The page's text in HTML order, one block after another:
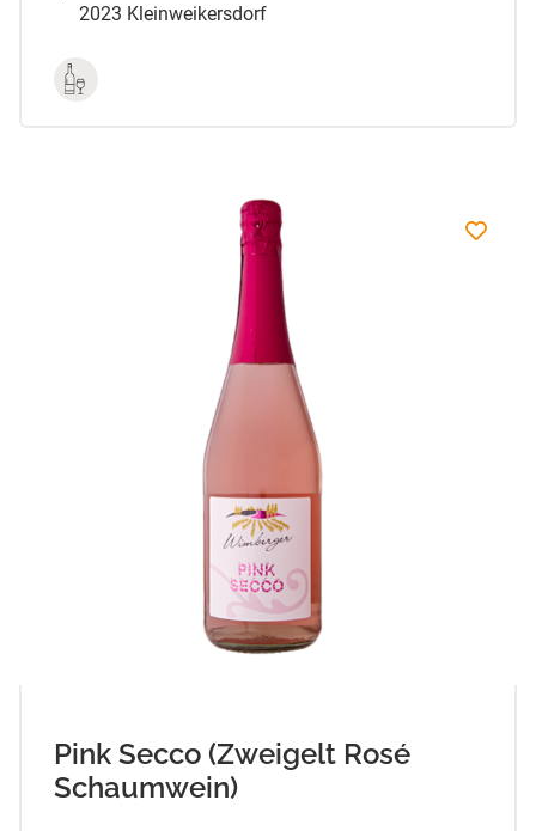
2023 Kleinweikersdorf
Pink Secco (Zweigelt Rosé
Schaumwein)